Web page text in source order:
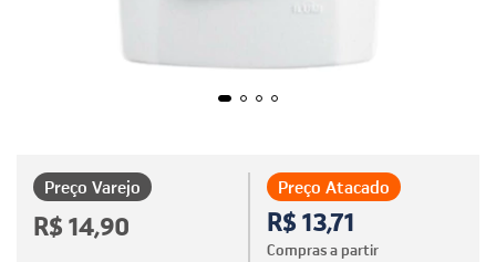
Preço Atacado
R$ 13,71
Compras a partir
Preço Varejo
R$ 14,90